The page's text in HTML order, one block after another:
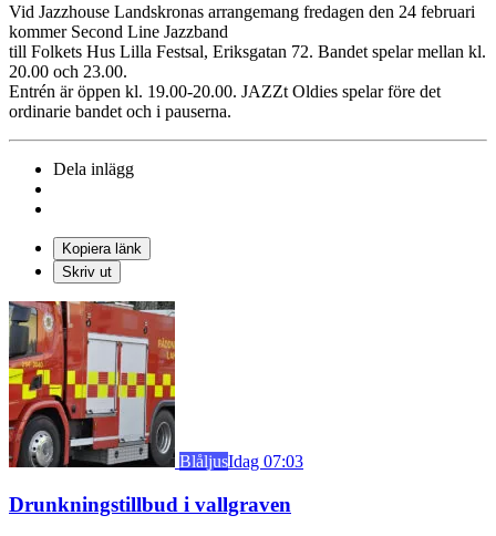
Vid Jazzhouse Landskronas arrangemang fredagen den 24 februari
kommer Second Line Jazzband
till Folkets Hus Lilla Festsal, Eriksgatan 72. Bandet spelar mellan kl.
20.00 och 23.00.
Entrén är öppen kl. 19.00-20.00. JAZZt Oldies spelar före det
ordinarie bandet och i pauserna.
Dela inlägg
Kopiera länk
Skriv ut
BlåljusIdag 07:03
Drunkningstillbud i vallgraven